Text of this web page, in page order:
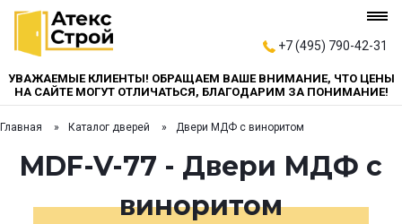
+7 (495) 790-42-31
УВАЖАЕМЫЕ КЛИЕНТЫ! ОБРАЩАЕМ ВАШЕ ВНИМАНИЕ, ЧТО ЦЕНЫ
НА САЙТЕ МОГУТ ОТЛИЧАТЬСЯ, БЛАГОДАРИМ ЗА ПОНИМАНИЕ!
Главная Каталог дверей Двери МДФ с виноритом
MDF-V-77 - Двери МДФ с
виноритом